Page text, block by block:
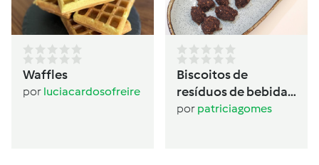
Waffles
por luciacardosofreire
Biscoitos de
resíduos de bebida
de aveia
por patriciagomes